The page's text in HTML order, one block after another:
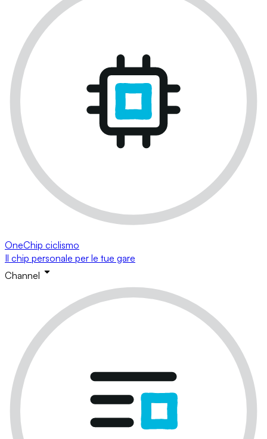
OneChip ciclismo
Il chip personale per le tue gare
Channel